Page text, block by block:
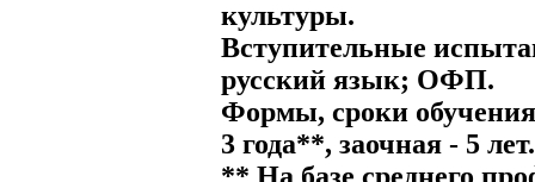
культуры.
Вступительные
русский язык; ОФП.
Формы, сроки
3 года**, заочная - 5 лет.
** На базе среднего